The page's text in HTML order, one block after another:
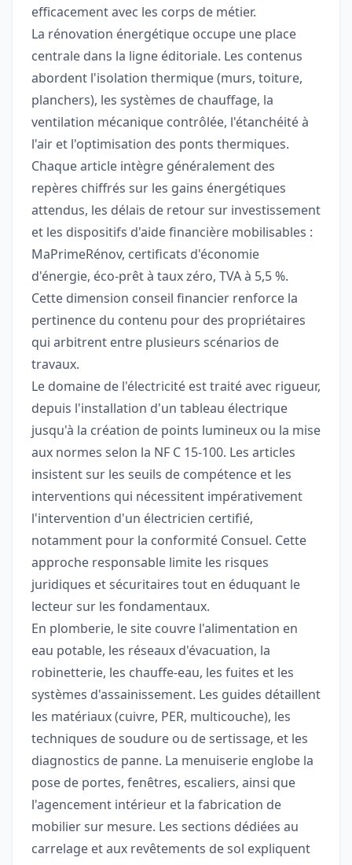
efficacement avec les corps de métier.
La rénovation énergétique occupe une place
centrale dans la ligne éditoriale. Les contenus
abordent l'isolation thermique (murs, toiture,
planchers), les systèmes de chauffage, la
ventilation mécanique contrôlée, l'étanchéité à
l'air et l'optimisation des ponts thermiques.
Chaque article intègre généralement des
repères chiffrés sur les gains énergétiques
attendus, les délais de retour sur investissement
et les dispositifs d'aide financière mobilisables :
MaPrimeRénov, certificats d'économie
d'énergie, éco-prêt à taux zéro, TVA à 5,5 %.
Cette dimension conseil financier renforce la
pertinence du contenu pour des propriétaires
qui arbitrent entre plusieurs scénarios de
travaux.
Le domaine de l'électricité est traité avec rigueur,
depuis l'installation d'un tableau électrique
jusqu'à la création de points lumineux ou la mise
aux normes selon la NF C 15-100. Les articles
insistent sur les seuils de compétence et les
interventions qui nécessitent impérativement
l'intervention d'un électricien certifié,
notamment pour la conformité Consuel. Cette
approche responsable limite les risques
juridiques et sécuritaires tout en éduquant le
lecteur sur les fondamentaux.
En plomberie, le site couvre l'alimentation en
eau potable, les réseaux d'évacuation, la
robinetterie, les chauffe-eau, les fuites et les
systèmes d'assainissement. Les guides détaillent
les matériaux (cuivre, PER, multicouche), les
techniques de soudure ou de sertissage, et les
diagnostics de panne. La menuiserie englobe la
pose de portes, fenêtres, escaliers, ainsi que
l'agencement intérieur et la fabrication de
mobilier sur mesure. Les sections dédiées au
carrelage et aux revêtements de sol expliquent